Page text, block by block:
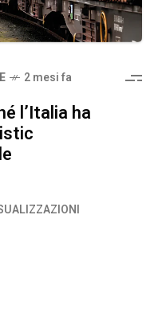
2 mesi fa
l’Italia ha